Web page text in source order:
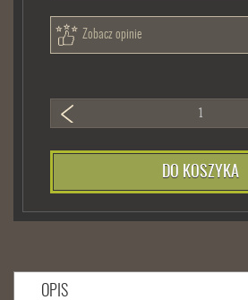
Zobacz opinie
DO KOSZYKA
OPIS